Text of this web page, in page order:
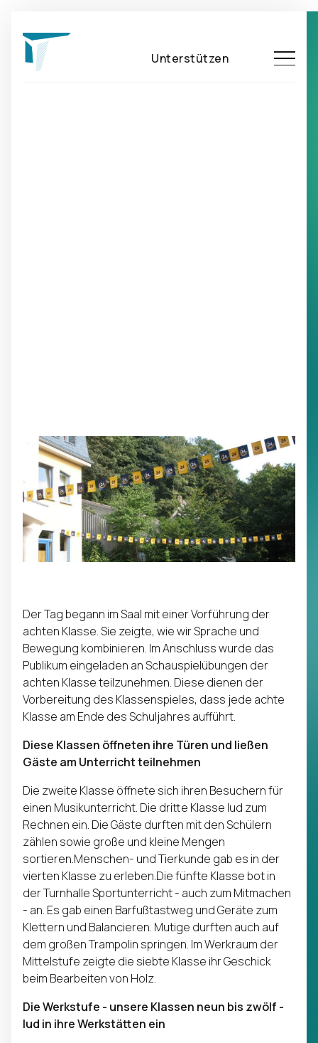
Unterstützen
Der Tag begann im Saal mit einer Vorführung der
achten Klasse. Sie zeigte, wie wir Sprache und
Bewegung kombinieren. Im Anschluss wurde das
Publikum eingeladen an Schauspielübungen der
achten Klasse teilzunehmen. Diese dienen der
Vorbereitung des Klassenspieles, dass jede achte
Klasse am Ende des Schuljahres aufführt.
Diese Klassen öffneten ihre Türen und ließen
Gäste am Unterricht teilnehmen
Die zweite Klasse öffnete sich ihren Besuchern für
einen Musikunterricht. Die dritte Klasse lud zum
Rechnen ein. Die Gäste durften mit den Schülern
zählen sowie große und kleine Mengen
sortieren.Menschen- und Tierkunde gab es in der
vierten Klasse zu erleben.Die fünfte Klasse bot in
der Turnhalle Sportunterricht - auch zum Mitmachen
- an. Es gab einen Barfußtastweg und Geräte zum
Klettern und Balancieren. Mutige durften auch auf
dem großen Trampolin springen. Im Werkraum der
Mittelstufe zeigte die siebte Klasse ihr Geschick
beim Bearbeiten von Holz.
Die Werkstufe - unsere Klassen neun bis zwölf -
lud in ihre Werkstätten ein